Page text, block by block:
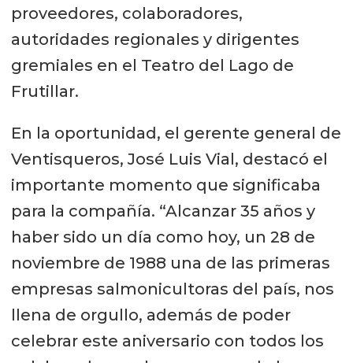
proveedores, colaboradores,
autoridades regionales y dirigentes
gremiales en el Teatro del Lago de
Frutillar.
En la oportunidad, el gerente general de
Ventisqueros, José Luis Vial, destacó el
importante momento que significaba
para la compañía. “Alcanzar 35 años y
haber sido un día como hoy, un 28 de
noviembre de 1988 una de las primeras
empresas salmonicultoras del país, nos
llena de orgullo, además de poder
celebrar este aniversario con todos los